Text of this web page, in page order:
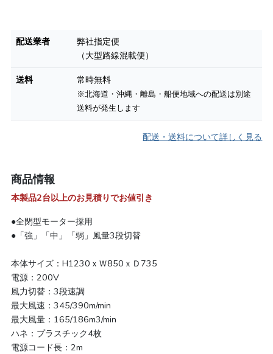
配送業者
弊社指定便
（大型路線混載便）
送料
常時無料
※北海道・沖縄・離島・船便地域への配送は別途
送料が発生します
配送・送料について詳しく見る
商品情報
本製品2台以上のお見積りでお値引き
●全閉型モーター採用
●「強」「中」「弱」風量3段切替
本体サイズ：H1230ｘＷ850ｘＤ735
電源：200V
風力切替：3段速調
最大風速：345/390m/min
最大風量：165/186m3/min
ハネ：プラスチック4枚
電源コード長：2m